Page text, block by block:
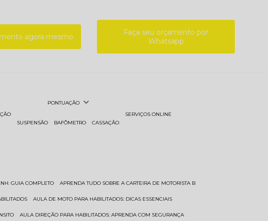
agora mesmo
Faça seu orçamento por
Whatsapp
PONTUAÇÃO
SUSPENSÃO BAFÔMETRO CASSAÇÃO
SERVIÇOS ONLINE
GUIA COMPLETO APRENDA TUDO SOBRE A CARTEIRA DE MOTORISTA B
AULA DE MOTO PARA HABILITADOS: DICAS ESSENCIAIS
AULA DIREÇÃO PARA HABILITADOS: APRENDA COM SEGURANÇA